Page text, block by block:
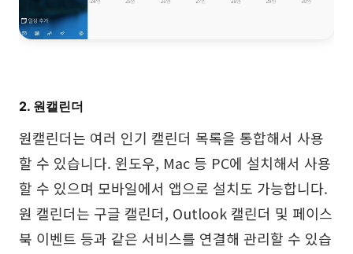
리소스
다운로드
업데이트 일기
기업 버전
2. 원캘린더
원캘린더는 여러 인기 캘린더 목록을 통합해서 사용
할 수 있습니다. 윈도우, Mac 등 PC에 설치해서 사용
할 수 있으며 모바일에서 앱으로 설치도 가능합니다.
원 캘린더는 구글 캘린더, Outlook 캘린더 및 페이스
북 이벤트 등과 같은 서비스를 연결해 관리할 수 있습